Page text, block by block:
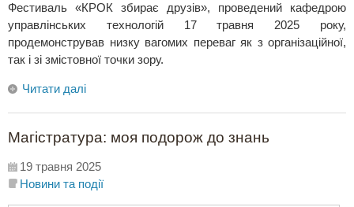
Фестиваль «КРОК збирає друзів», проведений кафедрою
управлінських технологій 17 травня 2025 року,
продемонстрував низку вагомих переваг як з організаційної,
так і зі змістовної точки зору.
Читати далі
Магістратура: моя подорож до знань
19 травня 2025
Новини та події